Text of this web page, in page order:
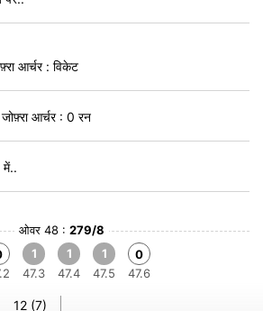
आर्चर : विकेट
आर्चर : 0 रन
में..
ओवर 48 : 279/8
1
47.3
1
47.4
1
47.5
0
47.6
12 (7)